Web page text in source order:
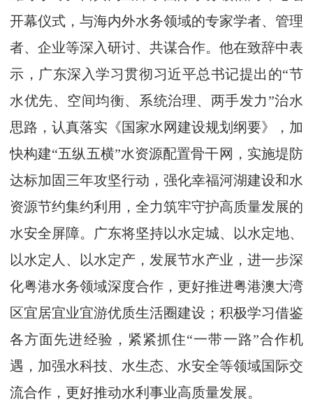
开幕仪式，与海内外水务领域的专家学者、管理
者、企业等深入研讨、共谋合作。他在致辞中表
示，广东深入学习贯彻习近平总书记提出的“节
水优先、空间均衡、系统治理、两手发力”治水
思路，认真落实《国家水网建设规划纲要》，加
快构建“五纵五横”水资源配置骨干网，实施堤防
达标加固三年攻坚行动，强化幸福河湖建设和水
资源节约集约利用，全力筑牢守护高质量发展的
水安全屏障。广东将坚持以水定城、以水定地、
以水定人、以水定产，发展节水产业，进一步深
化粤港水务领域深度合作，更好推进粤港澳大湾
区宜居宜业宜游优质生活圈建设；积极学习借鉴
各方面先进经验，紧紧抓住“一带一路”合作机
遇，加强水科技、水生态、水安全等领域国际交
流合作，更好推动水利事业高质量发展。